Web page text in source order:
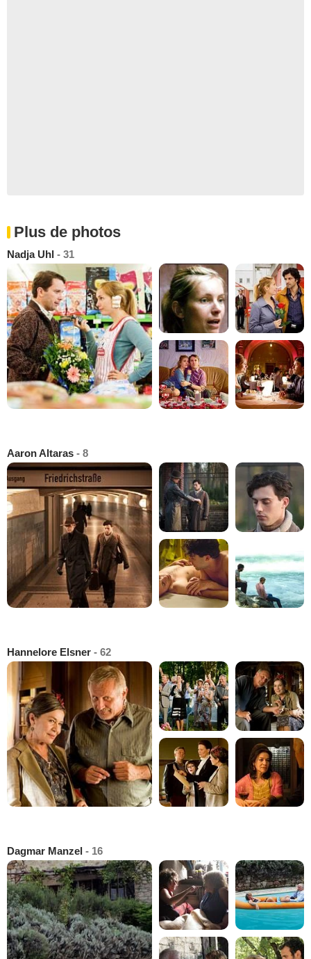
Plus de photos
Nadja Uhl - 31
Aaron Altaras - 8
Hannelore Elsner - 62
Dagmar Manzel - 16